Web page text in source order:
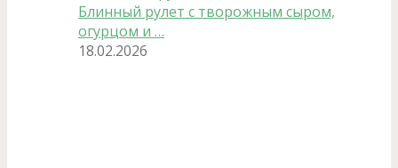
Блинный рулет с творожным сыром,
огурцом и …
18.02.2026